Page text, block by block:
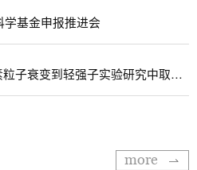
基金申报推进会
孟召霞课题组在（类）粲偶素粒子衰变到轻强子实验研究中取得新进展
more